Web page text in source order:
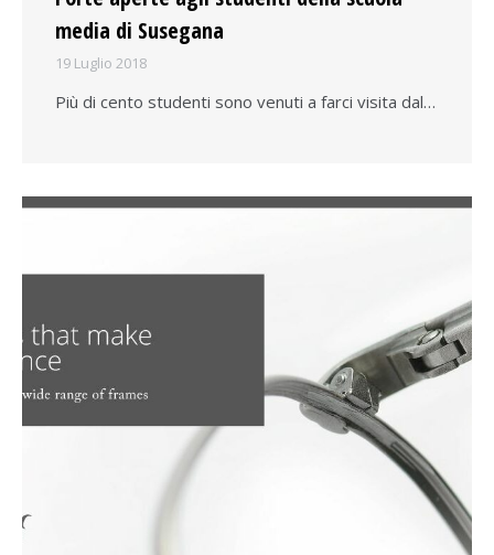
media di Susegana
19 Luglio 2018
Più di cento studenti sono venuti a farci visita dal…